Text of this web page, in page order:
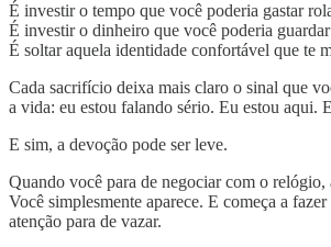
É investir o tempo que você poderia gastar
É investir o dinheiro que você poderia
É soltar aquela identidade confortável que te
Cada sacrifício deixa mais claro o sinal que
a vida: eu estou falando sério. Eu estou aqui.
E sim, a devoção pode ser leve.
Quando você para de negociar com o relógio,
Você simplesmente aparece. E começa a
atenção para de vazar.